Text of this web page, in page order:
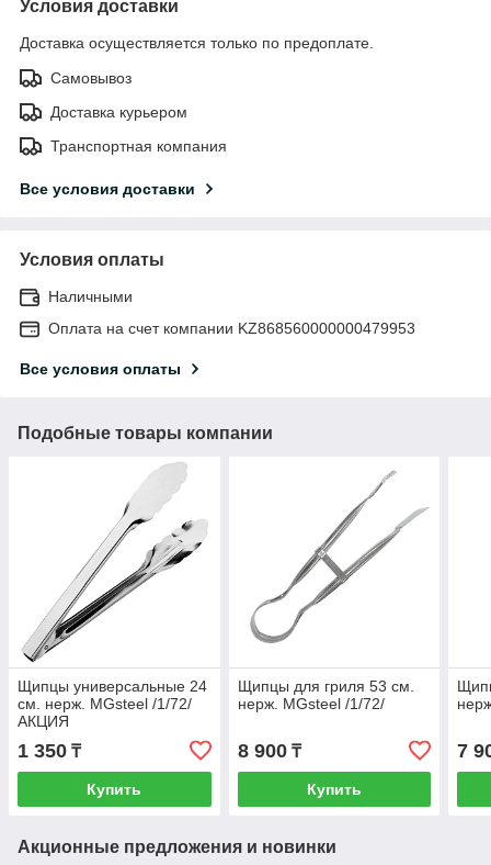
Условия доставки
Доставка осуществляется только по предоплате.
Самовывоз
Доставка курьером
Транспортная компания
Все условия доставки
Условия оплаты
Наличными
Оплата на счет компании KZ868560000000479953
Все условия оплаты
Подобные товары компании
Щипцы универсальные 24
см. нерж. MGsteel /1/72/
АКЦИЯ
1 350 ₸
Купить
Щипцы для гриля 53 см.
нерж. MGsteel /1/72/
8 900₸
Купить
7
Акционные предложения и новинки